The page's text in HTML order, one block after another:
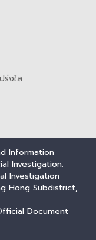
ร่งใส
Information
Investigation.
Investigation
Hong Subdistrict,
Document